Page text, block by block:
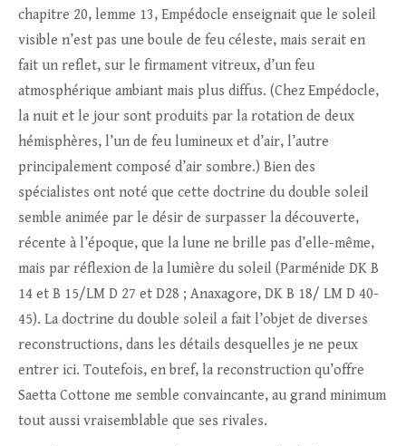
chapitre 20, lemme 13, Empédocle enseignait que le soleil
visible n’est pas une boule de feu céleste, mais serait en
fait un reflet, sur le firmament vitreux, d’un feu
atmosphérique ambiant mais plus diffus. (Chez Empédocle,
la nuit et le jour sont produits par la rotation de deux
hémisphères, l’un de feu lumineux et d’air, l’autre
principalement composé d’air sombre.) Bien des
spécialistes ont noté que cette doctrine du double soleil
semble animée par le désir de surpasser la découverte,
récente à l’époque, que la lune ne brille pas d’elle-même,
mais par réflexion de la lumière du soleil (Parménide DK B
14 et B 15/LM D 27 et D28 ; Anaxagore, DK B 18/ LM D 40-
45). La doctrine du double soleil a fait l’objet de diverses
reconstructions, dans les détails desquelles je ne peux
entrer ici. Toutefois, en bref, la reconstruction qu’offre
Saetta Cottone me semble convaincante, au grand minimum
tout aussi vraisemblable que ses rivales.